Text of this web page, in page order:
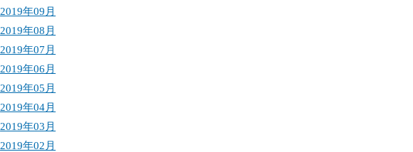
2019年09月
2019年08月
2019年07月
2019年06月
2019年05月
2019年04月
2019年03月
2019年02月